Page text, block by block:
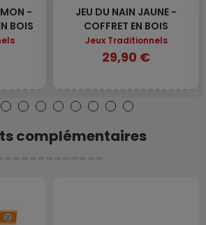
-
BOIS
JEU DU NAIN JAUNE -
COFFRET EN BOIS
Jeux Traditionnels
29,90 €
complémentaires